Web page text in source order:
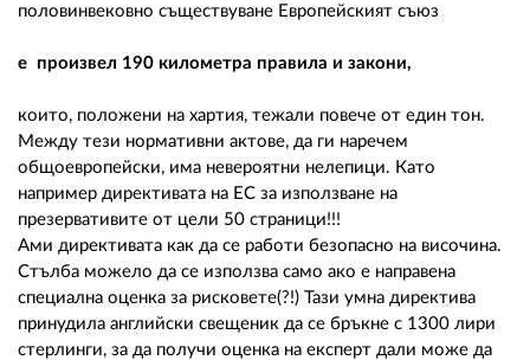
половинвековно съществуване Европейският съюз
е произвел 190 километра правила и закони,
които, положени на хартия, тежали повече от един тон.
Между тези нормативни актове, да ги наречем
общоевропейски, има невероятни нелепици. Като
например директивата на ЕС за използване на
презервативите от цели 50 страници!!!
Ами директивата как да се работи безопасно на височина.
Стълба можело да се използва само ако е направена
специална оценка за рисковете(?!) Тази умна директива
принудила английски свещеник да се бръкне с 1300 лири
стерлинги, за да получи оценка на експерт дали може да